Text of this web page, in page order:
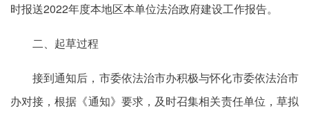
时报送2022年度本地区本单位法治政府建设工作报告。
二、起草过程
接到通知后，市委依法治市办积极与怀化市委依法治市
办对接，根据《通知》要求，及时召集相关责任单位，草拟